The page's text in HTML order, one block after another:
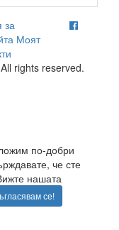
за
Моят
rights reserved.
по-добри
че сте
нашата
се!